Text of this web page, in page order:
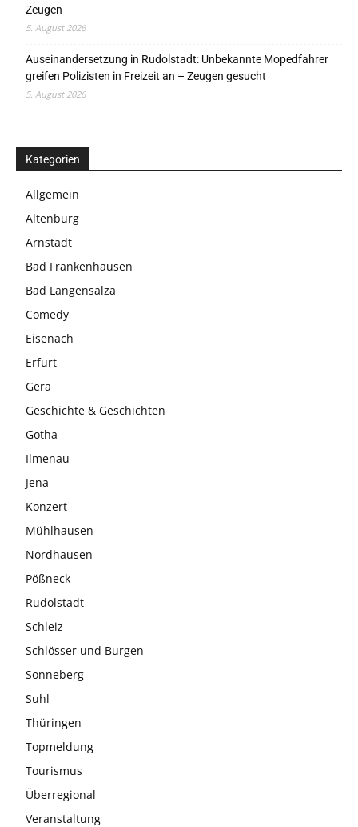
Zeugen
5. August 2026
Auseinandersetzung in Rudolstadt: Unbekannte Mopedfahrer
greifen Polizisten in Freizeit an – Zeugen gesucht
5. August 2026
Kategorien
Allgemein
Altenburg
Arnstadt
Bad Frankenhausen
Bad Langensalza
Comedy
Eisenach
Erfurt
Gera
Geschichte & Geschichten
Gotha
Ilmenau
Jena
Konzert
Mühlhausen
Nordhausen
Pößneck
Rudolstadt
Schleiz
Schlösser und Burgen
Sonneberg
Suhl
Thüringen
Topmeldung
Tourismus
Überregional
Veranstaltung